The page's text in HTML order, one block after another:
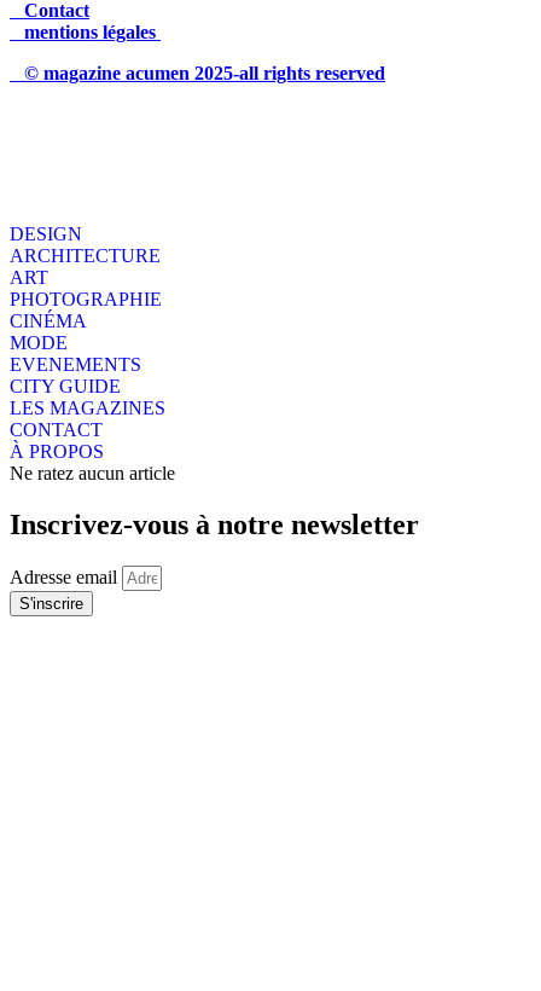
Contact
mentions légales
© magazine acumen 2025-all rights reserved
DESIGN
ARCHITECTURE
ART
PHOTOGRAPHIE
CINÉMA
MODE
EVENEMENTS
CITY GUIDE
LES MAGAZINES
CONTACT
À PROPOS
Ne ratez aucun article
Inscrivez-vous à notre newsletter
Adresse email
S'inscrire